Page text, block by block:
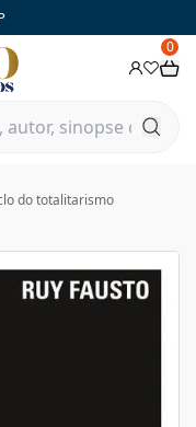
0
do totalitarismo